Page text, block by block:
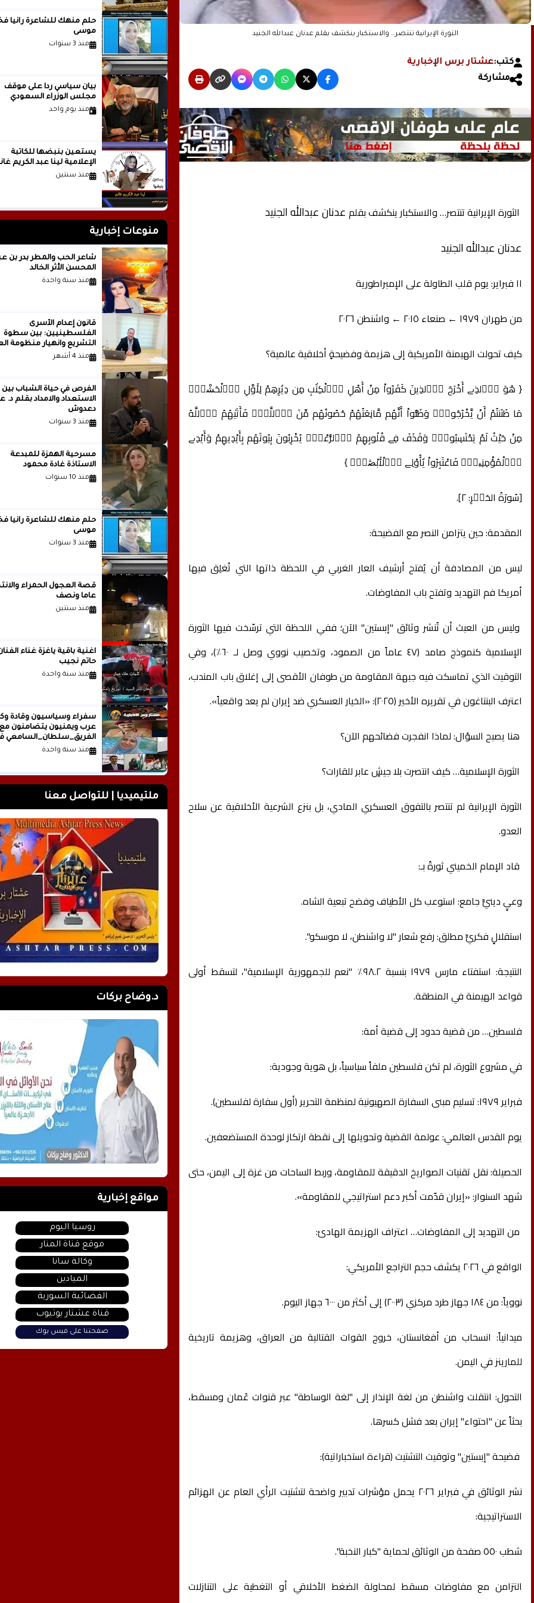
الثورة الإيرانية تنتصر… والاستكبار ينكشف بقلم عدنان عبدالله الجنيد
كتب:عشتار برس الإخبارية
مشاركة
الثورة الإيرانية تنتصر… والاستكبار ينكشف بقلم عدنان عبدالله الجنيد
عدنان عبدالله الجنيد
١١ فبراير: يوم قلب الطاولة على الإمبراطورية
من طهران ١٩٧٩ ← صنعاء ٢٠١٥ ← واشنطن ٢٠٢٦
كيف تحولت الهيمنة الأمريكية إلى هزيمة وفضيحةٍ أخلاقية عالمية؟
{ هُوَ اَ۬لذِے أَخْرَجَ اَ۬لذِينَ كَفَرُواْ مِنْ أَهْلِ اِ۬لْكِتَٰبِ مِن دِيَٰرِهِمْ لِأَوَّلِ اِ۬لْحَشْرِۖ
مَا ظَنَنتُمْ أَنْ يَّخْرُجُواْۖ وَظَنُّواْ أَنَّهُم مَّانِعَتُهُمْ حُصُونُهُم مِّنَ اَ۬للَّهِۖ فَأَتَيٰهُمُ اُ۬للَّهُ
مِنْ حَيْثُ لَمْ يَحْتَسِبُواْۖ وَقَذَفَ فِے قُلُوبِهِمُ اُ۬لرُّعْبَۖ يُخْرِبُونَ بِيُوتَهُم بِأَيْدِيهِمْ وَأَيْدِے
اِ۬لْمُؤْمِنِينَۖ فَاعْتَبِرُواْ يَٰأُوْلِے اِ۬لْأَبْصَٰرِۖ }
[سُورَةُ الحَشۡرِ: ٢].
المقدمة: حين يتزامن النصر مع الفضيحة:
ليس من المصادفة أن يُفتح أرشيف العار الغربي في اللحظة ذاتها التي تُغلِق فيها
أمريكا فم التهديد وتفتح باب المفاوضات.
وليس من العبث أن تُنشر وثائق "إبستين" الآن؛ ففي اللحظة التي ترسّخت فيها الثورة
الإسلامية كنموذج صامد (٤٧ عاماً من الصمود، وتخصيب نووي وصل لـ ٦٠٪)، وفي
التوقيت الذي تماسكت فيه جبهة المقاومة من طوفان الأقصى إلى إغلاق باب المندب،
اعترف البنتاغون في تقريره الأخير (٢٠٢٥): «الخيار العسكري ضد إيران لم يعد واقعياً».
هنا يصبح السؤال: لماذا انفجرت فضائحهم الآن؟
الثورة الإسلامية… كيف انتصرت بلا جيشٍ عابر للقارات؟
الثورة الإيرانية لم تنتصر بالتفوق العسكري المادي، بل بنزع الشرعية الأخلاقية عن سلاح
العدو.
قاد الإمام الخميني ثورةً بـ:
وعيٍ دينيٍّ جامع: استوعب كل الأطياف وفضح تبعية الشاه.
استقلالٍ فكريٍّ مطلق: رفع شعار "لا واشنطن، لا موسكو".
النتيجة: استفتاء مارس ١٩٧٩ بنسبة ٩٨.٢٪ "نعم للجمهورية الإسلامية"، لتسقط أولى
قواعد الهيمنة في المنطقة.
فلسطين… من قضية حدود إلى قضية أمة:
في مشروع الثورة، لم تكن فلسطين ملفاً سياسياً، بل هوية وجودية:
فبراير ١٩٧٩: تسليم مبنى السفارة الصهيونية لمنظمة التحرير (أول سفارة لفلسطين).
يوم القدس العالمي: عولمة القضية وتحويلها إلى نقطة ارتكاز لوحدة المستضعفين.
الحصيلة: نقل تقنيات الصواريخ الدقيقة للمقاومة، وربط الساحات من غزة إلى اليمن، حتى
شهد السنوار: «إيران قدّمت أكبر دعم استراتيجي للمقاومة».
من التهديد إلى المفاوضات… اعتراف الهزيمة الهادئ:
الواقع في ٢٠٢٦ يكشف حجم التراجع الأمريكي:
نووياً: من ١٨٤ جهاز طرد مركزي (٢٠٠٣) إلى أكثر من ٦٠٠٠ جهاز اليوم.
ميدانياً: انسحاب من أفغانستان، خروج القوات القتالية من العراق، وهزيمة تاريخية
للمارينز في اليمن.
التحول: انتقلت واشنطن من لغة الإنذار إلى "لغة الوساطة" عبر قنوات عُمان ومسقط،
بحثاً عن "احتواء" إيران بعد فشل كسرها.
فضيحة "إبستين" وتوقيت التشتيت (قراءة استخباراتية):
نشر الوثائق في فبراير ٢٠٢٦ يحمل مؤشرات تدبير واضحة لتشتيت الرأي العام عن الهزائم
الاستراتيجية:
شطب ٥٥٠ صفحة من الوثائق لحماية "كبار النخبة".
التزامن مع مفاوضات مسقط لمحاولة الضغط الأخلاقي أو التغطية على التنازلات
حلم منهك للشاعرة
موسى
منذ 3 سنوات
بيان سياسي رداً على موقف
مجلس الوزراء السعودي
منذ يوم واحد
يستعين بنبضها للكاتبة
الإعلامية لينا عبد الكريم غانم
منذ سنتين
منوعات إخبارية
شاعر الحب والمطر بدر
المحسن الأثر الخالد
منذ سنة واحدة
قانون إعدام الأسرى
الفلسطينيين: بين سطوة
التشريع وانهيار منظومة
الدولية...بقلم الدكتور وسيم
منذ 4 أشهر
الفرص في حياة الشباب بين
الاستعداد والامداد
دعدوش
منذ 3 سنوات
مسرحية الهمزة للمبدعة
الاستاذة غادة محمود
منذ 10 سنوات
حلم منهك للشاعرة
موسى
منذ 3 سنوات
قصة العجول الحمراء
عاما ونصف
منذ سنتين
اغنية باقية ياغزة غناء
حاتم نجيب
منذ سنة واحدة
سفراء وسياسيون وقادة
عرب ويمنيون يتضامنون مع
الفريق_سلطان_السامعي
وجه حملة التشويه.. تقرير
منذ سنة واحدة
ملتيميديا | للتواصل معنا
د.وضاح بركات
مواقع إخبارية
روسيا اليوم
موقع قناة المنار
وكالة سانا
الميادين
الفضائية السورية
قناة عشتار يوتيوب
صفحتنا على فيس بوك